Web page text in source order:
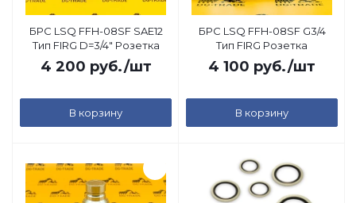
БРС LSQ FFH-08SF SAE12
Тип FIRG D=3/4" Розетка
4 200 руб./шт
В корзину
БРС LSQ FFH-08SF G3/4
Тип FIRG Розетка
4 100 руб./шт
В корзину